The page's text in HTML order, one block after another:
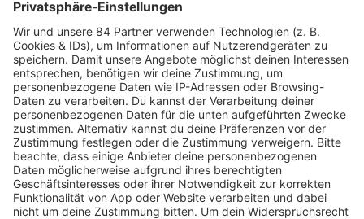
MEHR LESEN
HOME
RADIOS
barba radio